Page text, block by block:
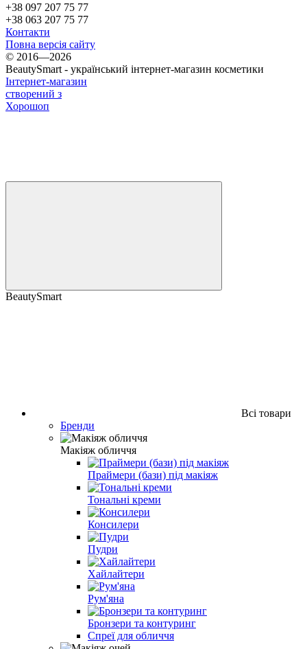
+38 097 207 75 77
+38 063 207 75 77
Контакти
Повна версія сайту
© 2016—2026
BeautySmart - український інтернет-магазин косметики
Інтернет-магазин
створений з
Хорошоп
BeautySmart
Всі товари
Бренди
Макіяж обличчя
Праймери (бази) під макіяж
Тональні креми
Консилери
Пудри
Хайлайтери
Рум'яна
Бронзери та контуринг
Спреї для обличчя